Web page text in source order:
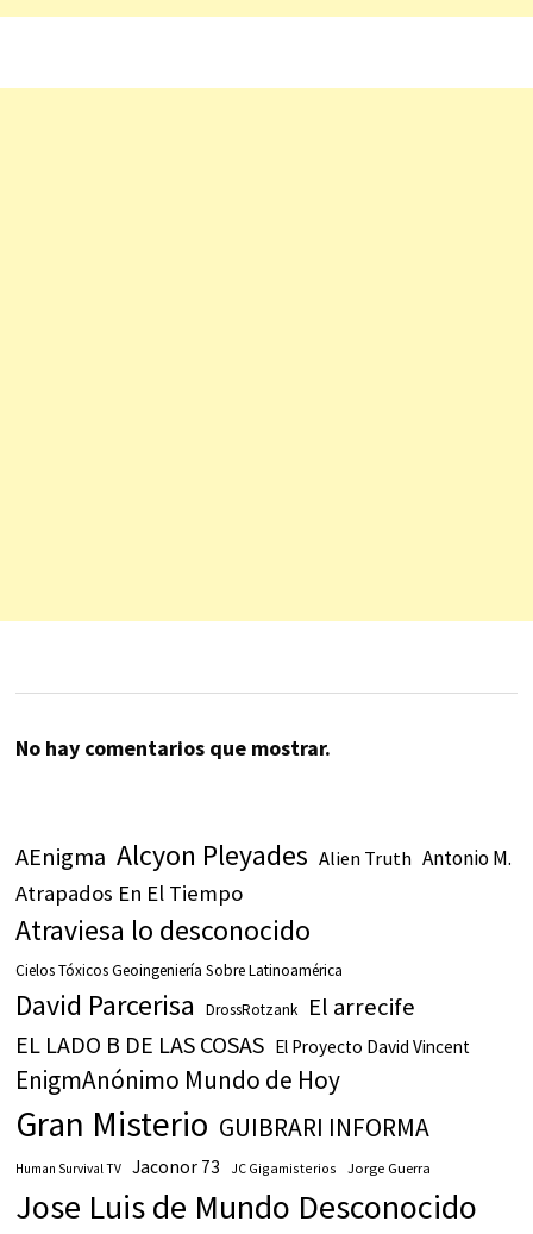
No hay comentarios que mostrar.
AEnigma Alcyon Pleyades Alien Truth Antonio M.
Atrapados En El Tiempo
Atraviesa lo desconocido
Cielos Tóxicos Geoingeniería Sobre Latinoamérica
David Parcerisa DrossRotzank El arrecife
EL LADO B DE LAS COSAS El Proyecto David Vincent
EnigmAnónimo Mundo de Hoy
Gran Misterio GUIBRARI INFORMA
Human Survival TV Jaconor 73 JC Gigamisterios Jorge Guerra
Jose Luis de Mundo Desconocido